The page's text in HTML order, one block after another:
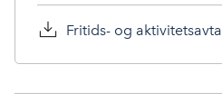
Fritids- og